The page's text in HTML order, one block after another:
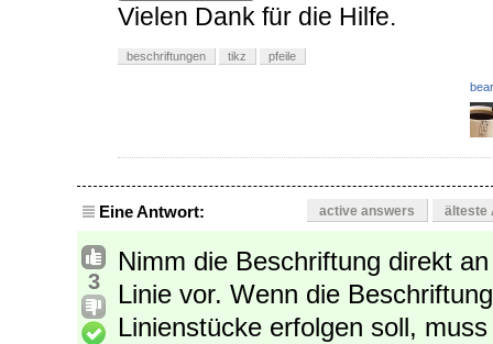
Vielen Dank für die Hilfe.
beschriftungen tikz pfeile
Eine Antwort: active answers älteste
3
Nimm die Beschriftung direkt
Linie vor. Wenn die
Linienstücke erfolgen soll,